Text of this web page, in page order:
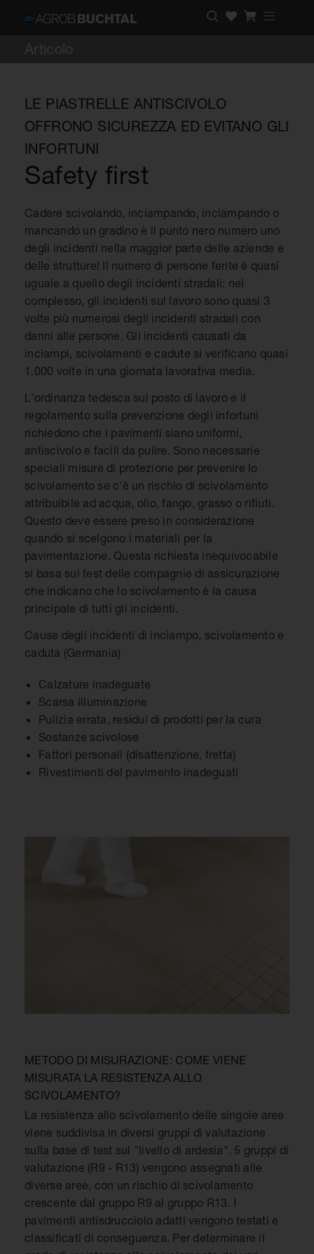
Articolo
LE PIASTRELLE ANTISCIVOLO
OFFRONO SICUREZZA ED EVITANO GLI
INFORTUNI
Safety first
Cadere scivolando, inciampando, inciampando o
mancando un gradino è il punto nero numero uno
degli incidenti nella maggior parte delle aziende e
delle strutture! Il numero di persone ferite è quasi
uguale a quello degli incidenti stradali: nel
complesso, gli incidenti sul lavoro sono quasi 3
volte più numerosi degli incidenti stradali con
danni alle persone. Gli incidenti causati da
inciampi, scivolamenti e cadute si verificano quasi
1.000 volte in una giornata lavorativa media.
L'ordinanza tedesca sul posto di lavoro e il
regolamento sulla prevenzione degli infortuni
richiedono che i pavimenti siano uniformi,
antiscivolo e facili da pulire. Sono necessarie
speciali misure di protezione per prevenire lo
scivolamento se c'è un rischio di scivolamento
attribuibile ad acqua, olio, fango, grasso o rifiuti.
Questo deve essere preso in considerazione
quando si scelgono i materiali per la
pavimentazione. Questa richiesta inequivocabile
si basa sui test delle compagnie di assicurazione
che indicano che lo scivolamento è la causa
principale di tutti gli incidenti.
Cause degli incidenti di inciampo, scivolamento e
caduta (Germania)
Calzature inadeguate
Scarsa illuminazione
Pulizia errata, residui di prodotti per la cura
Sostanze scivolose
Fattori personali (disattenzione, fretta)
Rivestimenti del pavimento inadeguati
METODO DI MISURAZIONE: COME VIENE
MISURATA LA RESISTENZA ALLO
SCIVOLAMENTO?
La resistenza allo scivolamento delle singole aree
viene suddivisa in diversi gruppi di valutazione
sulla base di test sul "livello di ardesia". 5 gruppi di
valutazione (R9 - R13) vengono assegnati alle
diverse aree, con un rischio di scivolamento
crescente dal gruppo R9 al gruppo R13. I
pavimenti antisdrucciolo adatti vengono testati e
classificati di conseguenza. Per determinare il